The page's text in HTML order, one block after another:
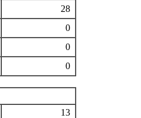
28
0
0
0
13